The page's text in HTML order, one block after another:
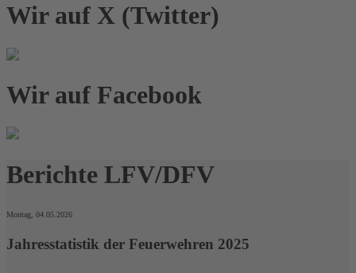
Wir auf X (Twitter)
Wir auf Facebook
Berichte LFV/DFV
Montag, 04.05.2026
Jahresstatistik der Feuerwehren 2025